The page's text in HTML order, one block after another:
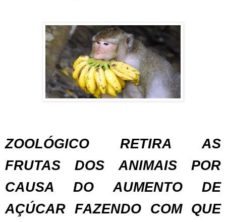
ZOOLÓGICO RETIRA AS
FRUTAS DOS ANIMAIS POR
CAUSA DO AUMENTO DE
AÇÚCAR FAZENDO COM QUE